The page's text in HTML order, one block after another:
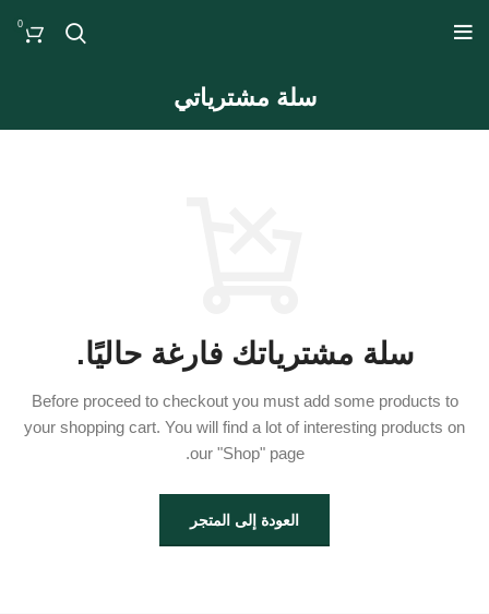
0
سلة مشترياتي
سلة مشترياتك فارغة حاليًا.
Before proceed to checkout you must add some products to
your shopping cart. You will find a lot of interesting products on
our "Shop" page.
العودة إلى المتجر